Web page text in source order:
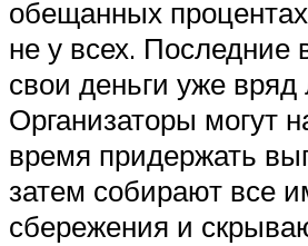
обещанных
не у всех. Последние
свои деньги уже вряд
Организаторы могут
время придержать
затем собирают все
сбережения и